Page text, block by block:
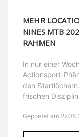
MEHR
NINES MTB
RAHMEN
In nur einer
Actionsport-
den
frischen
Gepostet am